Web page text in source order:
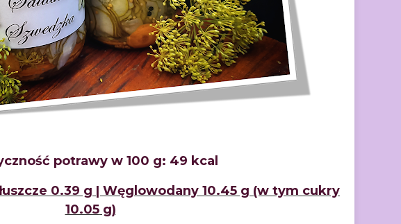
potrawy w 100 g: 49 kcal
0.39 g | Węglowodany 10.45 g (w tym cukry
10.05g)